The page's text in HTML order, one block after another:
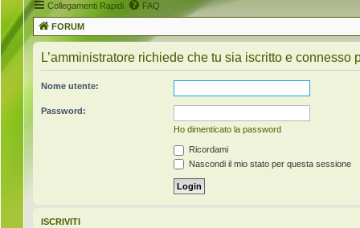
Collegamenti Rapidi FAQ
FORUM
L’amministratore richiede che tu sia iscritto e connesso
Nome utente:
Password:
Ho dimenticato la password
Ricordami
Nascondi il mio stato per questa sessione
ISCRIVITI